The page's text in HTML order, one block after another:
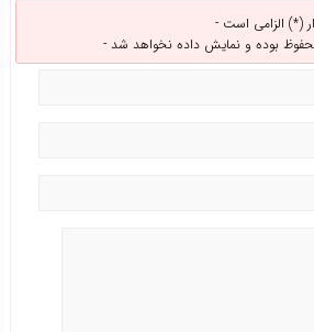
(*) الزامی است -
بوده و نمایش داده نخواهد شد -